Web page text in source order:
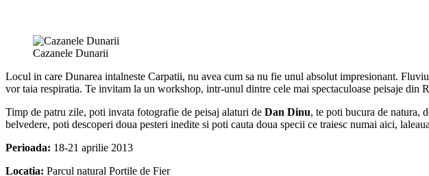
Cazanele Dunarii
Locul in care Dunarea intalneste Carpatii, nu avea cum sa nu fie unul absolut impresionant.
vor taia respiratia. Te invitam la un workshop, intr-unul dintre cele mai spectaculoase peisaje din
Timp de patru zile, poti invata fotografie de peisaj alaturi de Dan Dinu, te poti bucura de natura,
belvedere, poti descoperi doua pesteri inedite si poti cauta doua specii ce traiesc numai aici,
Perioada: 18-21 aprilie 2013
Locatia: Parcul natural Portile de Fier